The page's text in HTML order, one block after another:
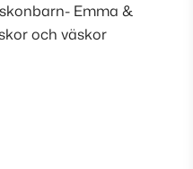
Emma &
och väskor